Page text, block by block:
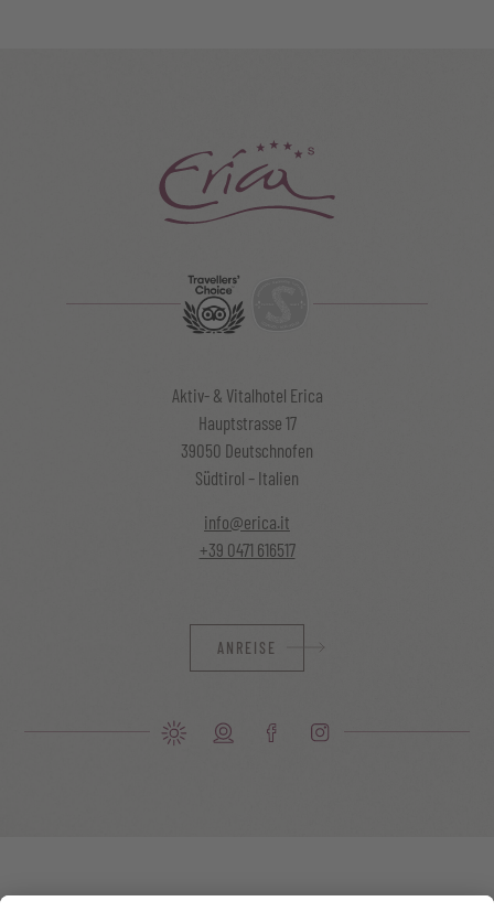
Aktiv- & Vitalhotel Erica
Hauptstrasse 17
39050 Deutschnofen
Südtirol – Italien
info@erica.it
+39 0471 616517
ANREISE